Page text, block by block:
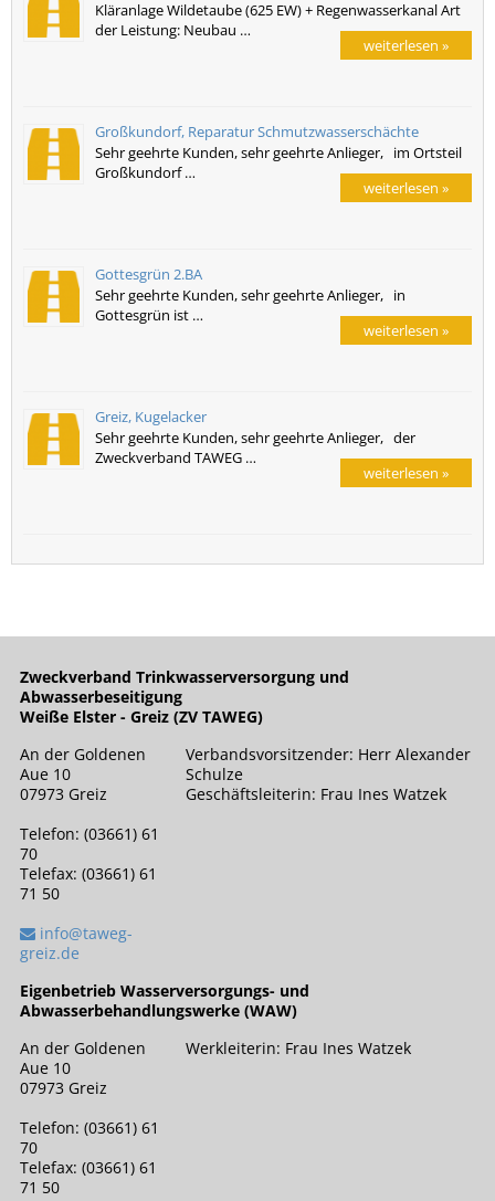
Kläranlage Wildetaube (625 EW) + Regenwasserkanal Art
der Leistung: Neubau …
weiterlesen »
Großkundorf, Reparatur Schmutzwasserschächte
Sehr geehrte Kunden, sehr geehrte Anlieger, im Ortsteil
Großkundorf …
weiterlesen »
Gottesgrün 2.BA
Sehr geehrte Kunden, sehr geehrte Anlieger, in
Gottesgrün ist …
weiterlesen »
Greiz, Kugelacker
Sehr geehrte Kunden, sehr geehrte Anlieger, der
Zweckverband TAWEG …
weiterlesen »
Zweckverband Trinkwasserversorgung und
Abwasserbeseitigung
Weiße Elster - Greiz (ZV TAWEG)
An der Goldenen
Aue 10
07973 Greiz
Telefon: (03661) 61
70
Telefax: (03661) 61
71 50
info@taweg-
greiz.de
Verbandsvorsitzender: Herr Alexander
Schulze
Geschäftsleiterin: Frau Ines Watzek
Eigenbetrieb Wasserversorgungs- und
Abwasserbehandlungswerke (WAW)
An der Goldenen
Aue 10
07973 Greiz
Telefon: (03661) 61
70
Telefax: (03661) 61
71 50
Werkleiterin: Frau Ines Watzek